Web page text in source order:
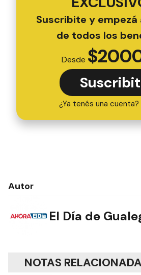
Suscribite y
de todos los
Desde $
¿Ya tenés una cuenta?
Autor
El Día de
NOTAS